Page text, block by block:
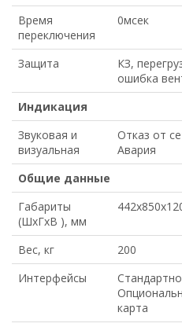
Время
переключения
0мсек
Защита
КЗ,
ошибка
Индикация
Звуковая и
визуальная
Отказ от
Авария
Общие данные
Габариты
(ШхГхВ ), мм
Вес, кг
200
Интерфейсы
карта